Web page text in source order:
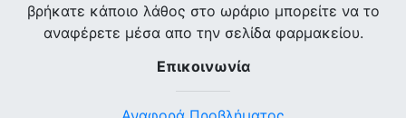
βρήκατε κάποιο λάθος στο ωράριο μπορείτε να το
αναφέρετε μέσα απο την σελίδα φαρμακείου.
Επικοινωνία